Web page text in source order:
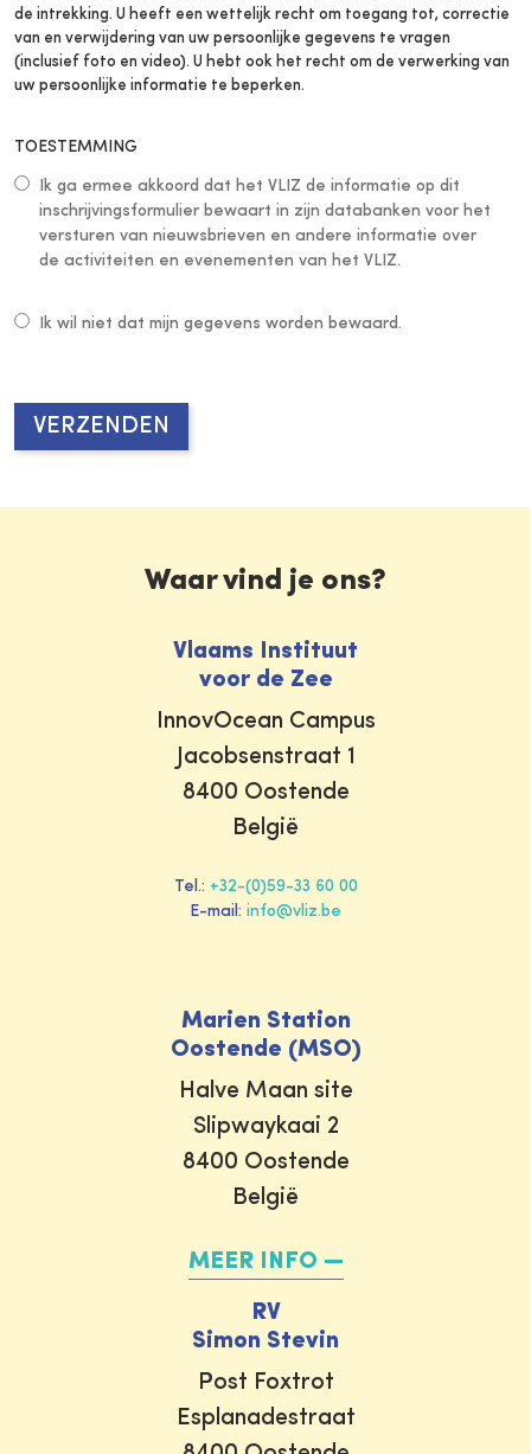
de intrekking. U heeft een wettelijk recht om toegang tot, correctie
van en verwijdering van uw persoonlijke gegevens te vragen
(inclusief foto en video). U hebt ook het recht om de verwerking van
uw persoonlijke informatie te beperken.
TOESTEMMING
Ik ga ermee akkoord dat het VLIZ de informatie op dit
inschrijvingsformulier bewaart in zijn databanken voor het
versturen van nieuwsbrieven en andere informatie over
de activiteiten en evenementen van het VLIZ.
Ik wil niet dat mijn gegevens worden bewaard.
Waar vind je ons?
Vlaams Instituut
voor de Zee
InnovOcean Campus
Jacobsenstraat 1
8400 Oostende
België
Tel.: +32-(0)59-33 60 00
E-mail: info@vliz.be
Marien Station
Oostende (MSO)
Halve Maan site
Slipwaykaai 2
8400 Oostende
België
MEER INFO
RV
Simon Stevin
Post Foxtrot
Esplanadestraat